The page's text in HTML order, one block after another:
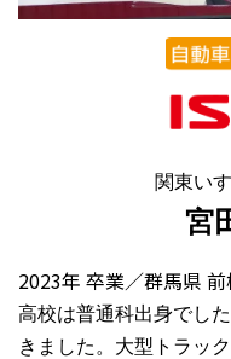
関東い
宮
2023年 卒業／群馬県
高校は普通科出身でし
きました。大型トラッ